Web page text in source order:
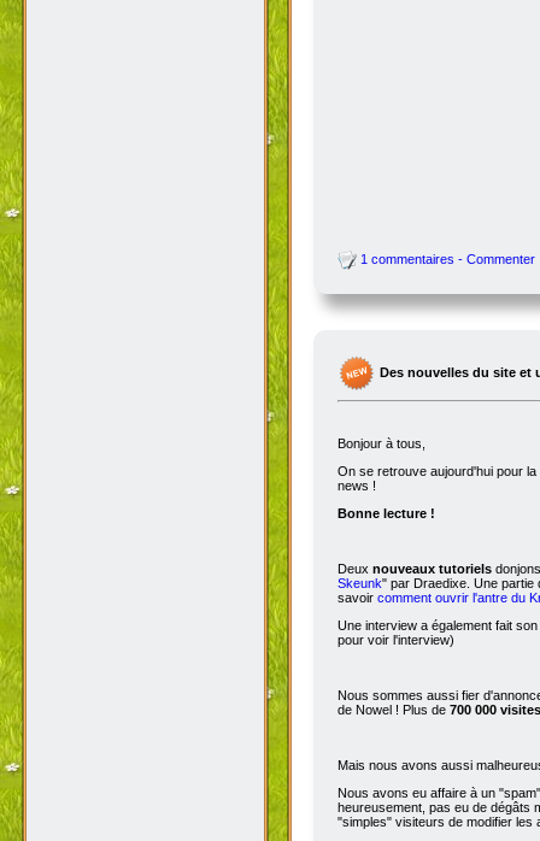
1 commentaires - Commenter
Des nouvelles du site
Bonjour à tous,
On se retrouve aujourd'hui pour
news !
Bonne lecture !
Deux nouveaux tutoriels
Skeunk" par Draedixe. Une partie
savoir comment ouvrir l'antre du
Une interview a également fait
pour voir l'interview)
Nous sommes aussi fier
de Nowel ! Plus de 700 000 visites
Mais nous avons aussi
Nous avons eu affaire à un
heureusement, pas eu de dégâts
"simples" visiteurs de modifier